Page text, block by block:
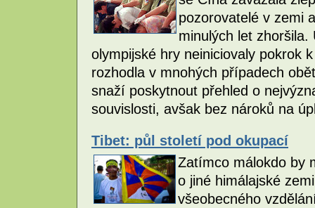
pozorovatelé v zemi
minulých let
olympijské hry neiniciovaly pokrok
rozhodla v mnohých případech
snaží poskytnout přehled o
souvislosti, avšak bez nároků na
Tibet: půl století pod okupací
Zatímco málokdo by
o jiné himálajské
všeobecného